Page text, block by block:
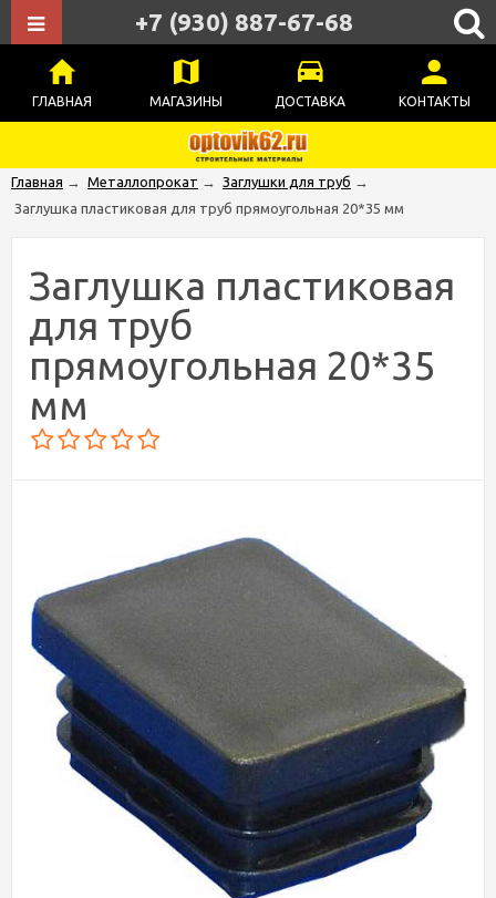
ГЛАВНАЯ МАГАЗИНЫ ДОСТАВКА КОНТАКТЫ
+7 (930) 887-67-68
Главная → Металлопрокат → Заглушки для труб →
Заглушка пластиковая для труб прямоугольная 20*35 мм
Заглушка пластиковая
для труб
прямоугольная 20*35
мм